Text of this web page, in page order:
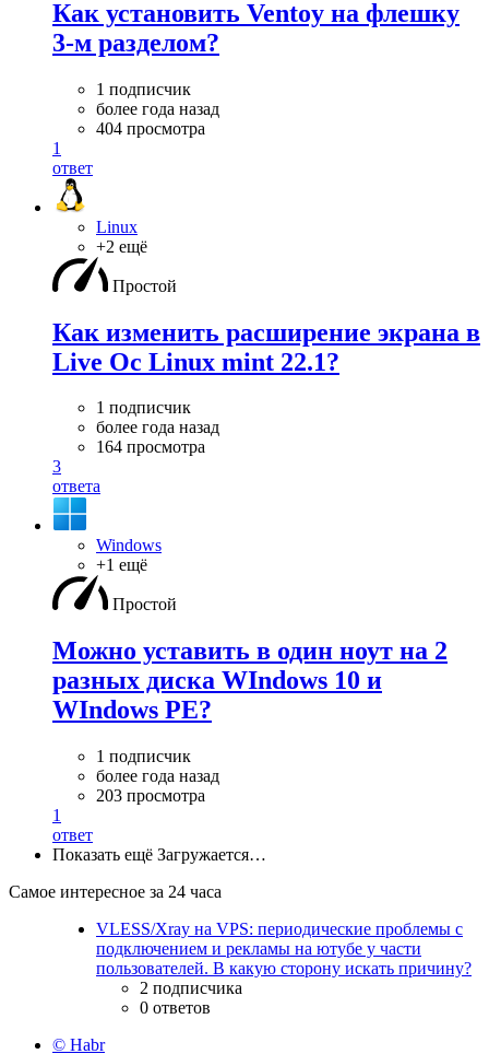
Как установить Ventoy на флешку
3-м разделом?
1 подписчик
более года назад
404 просмотра
1
ответ
Linux
+2 ещё
Простой
Как изменить расширение экрана в
Live Oc Linux mint 22.1?
1 подписчик
более года назад
164 просмотра
3
ответа
Windows
+1 ещё
Простой
Можно уставить в один ноут на 2
разных диска WIndows 10 и
WIndows PE?
1 подписчик
более года назад
203 просмотра
1
ответ
Показать ещё Загружается…
Самое интересное за 24 часа
VLESS/Xray на VPS: периодические проблемы с
подключением и рекламы на ютубе у части
пользователей. В какую сторону искать причину?
2 подписчика
0 ответов
© Habr